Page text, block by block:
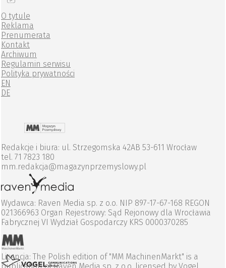
O tytule
Reklama
Prenumerata
Kontakt
Archiwum
Regulamin serwisu
Polityka prywatności
EN
DE
Redakcje i biura: ul. Strzegomska 42AB 53-611 Wrocław
tel. 71 7823 180
mm.redakcja@magazynprzemyslowy.pl
Wydawca: Raven Media sp. z o.o. NIP 897-17-67-168 REGON
021366963 Organ Rejestrowy: Sąd Rejonowy dla Wrocławia
Fabrycznej VI Wydział Gospodarczy KRS 0000370285
Licencja: The Polish edition of "MM MachinenMarkt" is a